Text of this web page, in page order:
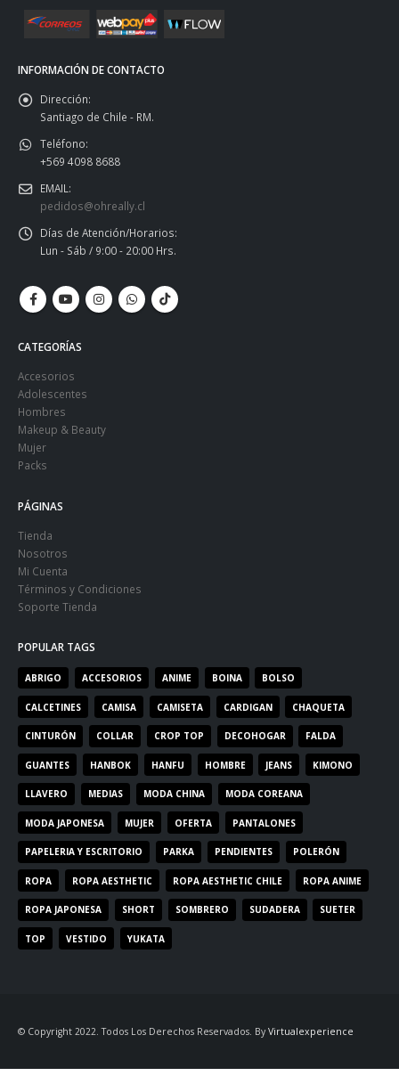
INFORMACIÓN DE CONTACTO
Dirección:
Santiago de Chile - RM.
Teléfono:
+569 4098 8688
EMAIL:
pedidos@ohreally.cl
Días de Atención/Horarios:
Lun - Sáb / 9:00 - 20:00 Hrs.
CATEGORÍAS
Accesorios
Adolescentes
Hombres
Makeup & Beauty
Mujer
Packs
PÁGINAS
Tienda
Nosotros
Mi Cuenta
Términos y Condiciones
Soporte Tienda
POPULAR TAGS
ABRIGO ACCESORIOS ANIME BOINA BOLSO
CALCETINES CAMISA CAMISETA CARDIGAN CHAQUETA
CINTURÓN COLLAR CROP TOP DECOHOGAR FALDA
GUANTES HANBOK HANFU HOMBRE JEANS KIMONO
LLAVERO MEDIAS MODA CHINA MODA COREANA
MODA JAPONESA MUJER OFERTA PANTALONES
PAPELERIA Y ESCRITORIO PARKA PENDIENTES POLERÓN
ROPA ROPA AESTHETIC ROPA AESTHETIC CHILE ROPA ANIME
ROPA JAPONESA SHORT SOMBRERO SUDADERA SUETER
TOP VESTIDO YUKATA
© Copyright 2022. Todos Los Derechos Reservados. By Virtualexperience